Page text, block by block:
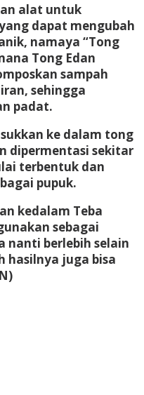
alat untuk
dapat mengubah
namaya “Tong
Tong Edan
sampah
sehingga
padat.
ke dalam tong
dipermentasi sekitar
terbentuk dan
pupuk.
kedalam Teba
sebagai
nanti berlebih selain
hasilnya juga bisa